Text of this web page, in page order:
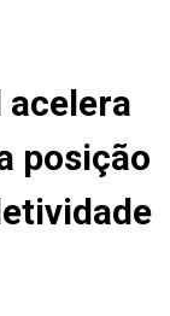
posição